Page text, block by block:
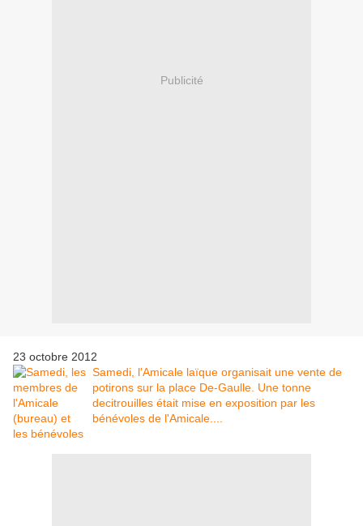
Publicité
23 octobre 2012
Samedi, l'Amicale laïque organisait une vente de
potirons sur la place De-Gaulle. Une tonne
decitrouilles était mise en exposition par les
bénévoles de l'Amicale....